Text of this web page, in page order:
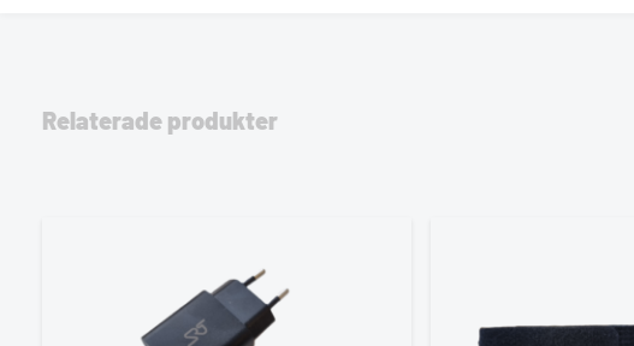
Relaterade produkter